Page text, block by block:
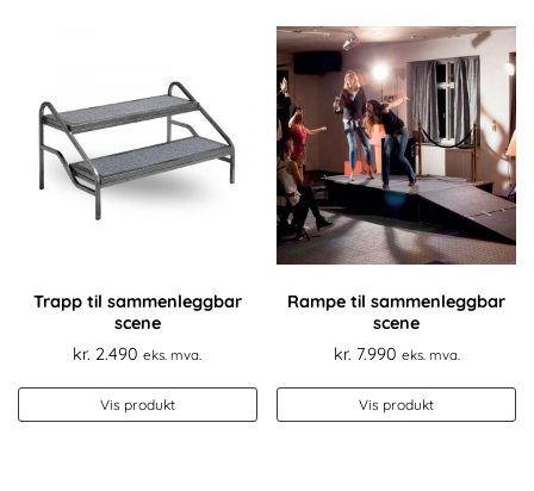
Trapp til sammenleggbar
scene
kr. 2.490 eks. mva.
Vis produkt
Rampe til sammenleggbar
scene
kr. 7.990 eks. mva.
Vis produkt